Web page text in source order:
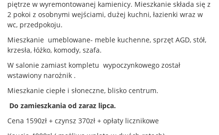
piętrze w wyremontowanej kamienicy. Mieszkanie składa się z
2 pokoi z osobnymi wejściami, dużej kuchni, łazienki wraz w
wc, przedpokoju.
Mieszkanie umeblowane- meble kuchenne, sprzęt AGD, stół,
krzesła, łóżko, komody, szafa.
W salonie zamiast kompletu wypoczynkowego został
wstawiony narożnik .
Mieszkanie ciepłe i słoneczne, blisko centrum.
Do zamieszkania od zaraz lipca.
Cena 1590zł + czynsz 370zł + opłaty licznikowe